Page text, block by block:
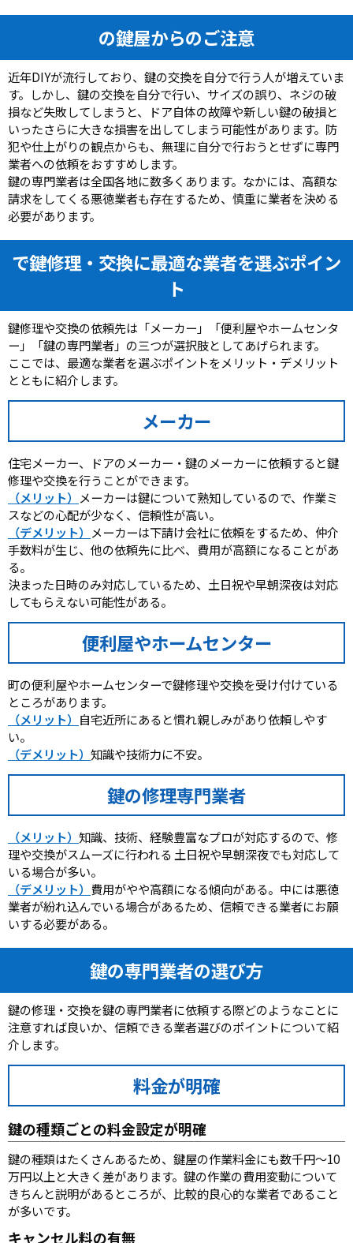
の鍵屋からのご注意
近年DIYが流行しており、鍵の交換を自分で行う人が増えていま
す。しかし、鍵の交換を自分で行い、サイズの誤り、ネジの破
損など失敗してしまうと、ドア自体の故障や新しい鍵の破損と
いったさらに大きな損害を出してしまう可能性があります。防
犯や仕上がりの観点からも、無理に自分で行おうとせずに専門
業者への依頼をおすすめします。
鍵の専門業者は全国各地に数多くあります。なかには、高額な
請求をしてくる悪徳業者も存在するため、慎重に業者を決める
必要があります。
で鍵修理・交換に最適な業者を選ぶポイン
ト
鍵修理や交換の依頼先は「メーカー」「便利屋やホームセンタ
ー」「鍵の専門業者」の三つが選択肢としてあげられます。
ここでは、最適な業者を選ぶポイントをメリット・デメリット
とともに紹介します。
メーカー
住宅メーカー、ドアのメーカー・鍵のメーカーに依頼すると鍵
修理や交換を行うことができます。
（メリット） メーカーは鍵について熟知しているので、作業ミ
スなどの心配が少なく、信頼性が高い。
（デメリット） メーカーは下請け会社に依頼をするため、仲介
手数料が生じ、他の依頼先に比べ、費用が高額になることがあ
る。
決まった日時のみ対応しているため、土日祝や早朝深夜は対応
してもらえない可能性がある。
便利屋やホームセンター
町の便利屋やホームセンターで鍵修理や交換を受け付けている
ところがあります。
（メリット） 自宅近所にあると慣れ親しみがあり依頼しやす
い。
（デメリット） 知識や技術力に不安。
鍵の修理専門業者
（メリット） 知識、技術、経験豊富なプロが対応するので、修
理や交換がスムーズに行われる 土日祝や早朝深夜でも対応して
いる場合が多い。
（デメリット） 費用がやや高額になる傾向がある。中には悪徳
業者が紛れ込んでいる場合があるため、信頼できる業者にお願
いする必要がある。
鍵の専門業者の選び方
鍵の修理・交換を鍵の専門業者に依頼する際どのようなことに
注意すれば良いか、信頼できる業者選びのポイントについて紹
介します。
料金が明確
鍵の種類ごとの料金設定が明確
鍵の種類はたくさんあるため、鍵屋の作業料金にも数千円～10
万円以上と大きく差があります。鍵の作業の費用変動について
きちんと説明があるところが、比較的良心的な業者であること
が多いです。
キャンセル料の有無